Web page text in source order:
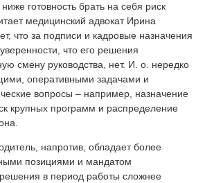
готовность брать на себя риск
медицинский адвокат Ирина
что за подписи и кадровые назначения
что его решения
смену руководства, нет. И. о. нередко
оперативными задачами и
вопросы – например, назначение
крупных программ и распределение
напротив, обладает более
позициями и мандатом
решения в период работы сложнее